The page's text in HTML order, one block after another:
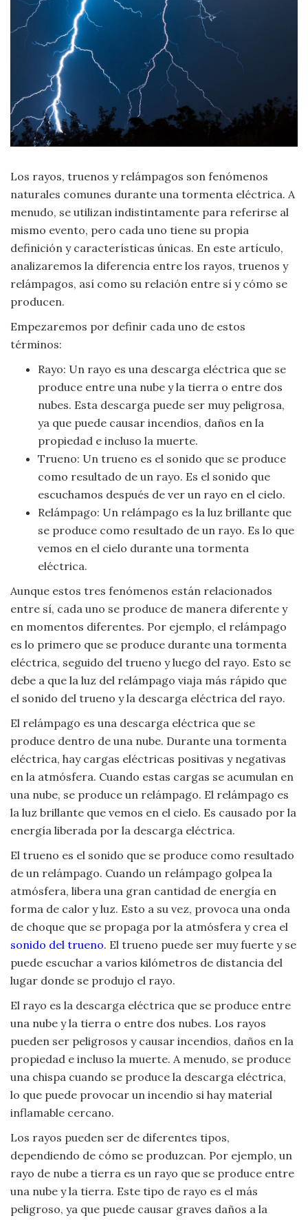
y
Tendencias
Naturaleza
Psicología
Religión
Tecnología
Universo
Viajar
Los rayos, truenos y relámpagos son fenómenos
naturales comunes durante una tormenta eléctrica. A
menudo, se utilizan indistintamente para referirse al
mismo evento, pero cada uno tiene su propia
definición y características únicas. En este artículo,
analizaremos la diferencia entre los rayos, truenos y
relámpagos, así como su relación entre sí y cómo se
producen.
Empezaremos por definir cada uno de estos
términos:
Rayo: Un rayo es una descarga eléctrica que se
produce entre una nube y la tierra o entre dos
nubes. Esta descarga puede ser muy peligrosa,
ya que puede causar incendios, daños en la
propiedad e incluso la muerte.
Trueno: Un trueno es el sonido que se produce
como resultado de un rayo. Es el sonido que
escuchamos después de ver un rayo en el cielo.
Relámpago: Un relámpago es la luz brillante que
se produce como resultado de un rayo. Es lo que
vemos en el cielo durante una tormenta
eléctrica.
Aunque estos tres fenómenos están relacionados
entre sí, cada uno se produce de manera diferente y
en momentos diferentes. Por ejemplo, el relámpago
es lo primero que se produce durante una tormenta
eléctrica, seguido del trueno y luego del rayo. Esto se
debe a que la luz del relámpago viaja más rápido que
el sonido del trueno y la descarga eléctrica del rayo.
El relámpago es una descarga eléctrica que se
produce dentro de una nube. Durante una tormenta
eléctrica, hay cargas eléctricas positivas y negativas
en la atmósfera. Cuando estas cargas se acumulan en
una nube, se produce un relámpago. El relámpago es
la luz brillante que vemos en el cielo. Es causado por la
energía liberada por la descarga eléctrica.
El trueno es el sonido que se produce como resultado
de un relámpago. Cuando un relámpago golpea la
atmósfera, libera una gran cantidad de energía en
forma de calor y luz. Esto a su vez, provoca una onda
de choque que se propaga por la atmósfera y crea el
sonido del trueno. El trueno puede ser muy fuerte y se
puede escuchar a varios kilómetros de distancia del
lugar donde se produjo el rayo.
El rayo es la descarga eléctrica que se produce entre
una nube y la tierra o entre dos nubes. Los rayos
pueden ser peligrosos y causar incendios, daños en la
propiedad e incluso la muerte. A menudo, se produce
una chispa cuando se produce la descarga eléctrica,
lo que puede provocar un incendio si hay material
inflamable cercano.
Los rayos pueden ser de diferentes tipos,
dependiendo de cómo se produzcan. Por ejemplo, un
rayo de nube a tierra es un rayo que se produce entre
una nube y la tierra. Este tipo de rayo es el más
peligroso, ya que puede causar graves daños a la